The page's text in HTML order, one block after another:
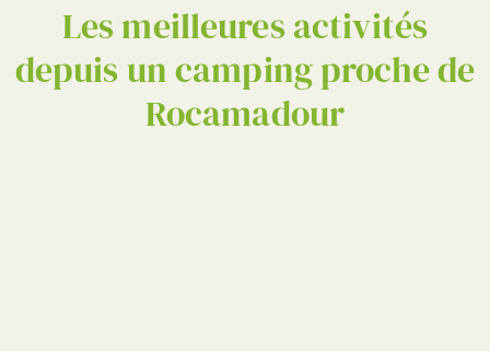
Les meilleures activités
depuis un camping proche de
Rocamadour